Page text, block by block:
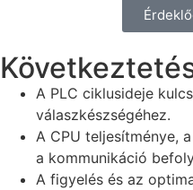
A PLC ciklusideje
válaszkészségéhez.
A CPU teljesítménye,
a kommunikáció
A figyelés és az